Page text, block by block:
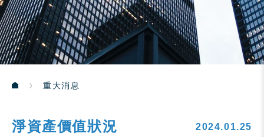
重大消息
淨資產價值狀況 2024.01.25